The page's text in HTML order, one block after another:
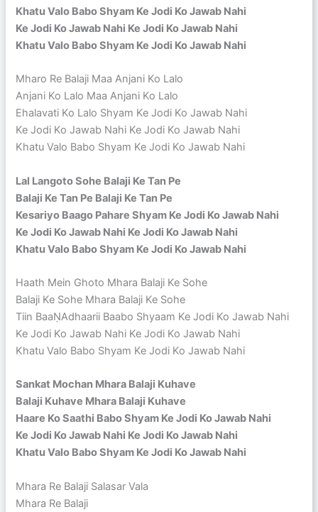
Khatu Valo Babo Shyam Ke Jodi Ko Jawab Nahi
Ke Jodi Ko Jawab Nahi Ke Jodi Ko Jawab Nahi
Khatu Valo Babo Shyam Ke Jodi Ko Jawab Nahi
Mharo Re Balaji Maa Anjani Ko Lalo
Anjani Ko Lalo Maa Anjani Ko Lalo
Ehalavati Ko Lalo Shyam Ke Jodi Ko Jawab Nahi
Ke Jodi Ko Jawab Nahi Ke Jodi Ko Jawab Nahi
Khatu Valo Babo Shyam Ke Jodi Ko Jawab Nahi
Lal Langoto Sohe Balaji Ke Tan Pe
Balaji Ke Tan Pe Balaji Ke Tan Pe
Kesariyo Baago Pahare Shyam Ke Jodi Ko Jawab Nahi
Ke Jodi Ko Jawab Nahi Ke Jodi Ko Jawab Nahi
Khatu Valo Babo Shyam Ke Jodi Ko Jawab Nahi
Haath Mein Ghoto Mhara Balaji Ke Sohe
Balaji Ke Sohe Mhara Balaji Ke Sohe
Tiin BaaṆAdhaarii Baabo Shyaam Ke Jodi Ko Jawab Nahi
Ke Jodi Ko Jawab Nahi Ke Jodi Ko Jawab Nahi
Khatu Valo Babo Shyam Ke Jodi Ko Jawab Nahi
Sankat Mochan Mhara Balaji Kuhave
Balaji Kuhave Mhara Balaji Kuhave
Haare Ko Saathi Babo Shyam Ke Jodi Ko Jawab Nahi
Ke Jodi Ko Jawab Nahi Ke Jodi Ko Jawab Nahi
Khatu Valo Babo Shyam Ke Jodi Ko Jawab Nahi
Mhara Re Balaji Salasar Vala
Mhara Re Balaji